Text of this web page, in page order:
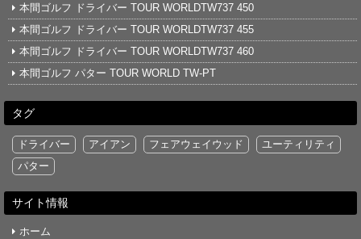
本間ゴルフ ドライバー TOUR WORLDTW737 450
本間ゴルフ ドライバー TOUR WORLDTW737 455
本間ゴルフ ドライバー TOUR WORLDTW737 460
本間ゴルフ パター TOUR WORLD TW-PT
タグ
ドライバー アイアン フェアウェイウッド
ユーティリティ
パター
サイト情報
ホーム